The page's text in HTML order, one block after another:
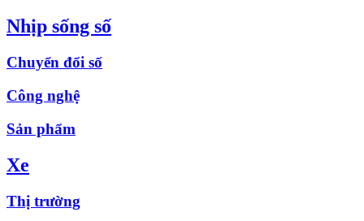
Nhịp sống số
Chuyển đổi số
Công nghệ
Sản phẩm
Xe
Thị trường